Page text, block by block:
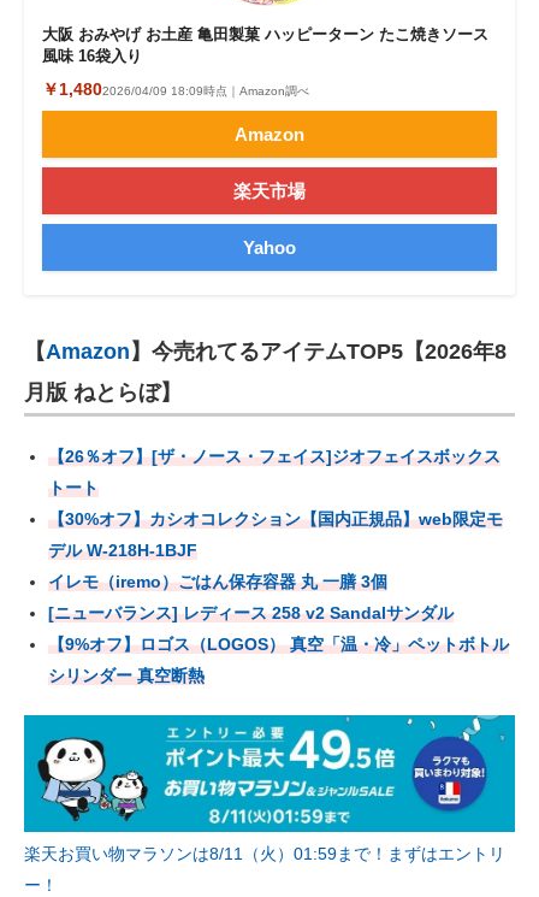
大阪 おみやげ お土産 亀田製菓 ハッピーターン たこ焼きソース
風味 16袋入り
￥1,4802026/04/09 18:09時点｜Amazon調べ
Amazon
楽天市場
Yahoo
【Amazon 】今売れてるアイテムTOP5【2026年8
月版 ねとらぼ】
【26％オフ】[ザ・ノース・フェイス]ジオフェイスボックス
トート
【30%オフ】カシオコレクション【国内正規品】web限定モ
デル W-218H-1BJF
イレモ（iremo）ごはん保存容器 丸 一膳 3個
[ニューバランス] レディース 258 v2 Sandalサンダル
【9%オフ】ロゴス（LOGOS） 真空「温・冷」ペットボトル
シリンダー 真空断熱
楽天お買い物マラソンは8/11（火）01:59まで！まずはエントリ
ー！